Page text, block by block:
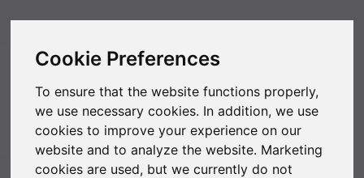
Cookie Preferences
To ensure that the website functions properly,
we use necessary cookies. In addition, we use
cookies to improve your experience on our
website and to analyze the website. Marketing
cookies are used, but we currently do not
FAQ
Regístrate gratis